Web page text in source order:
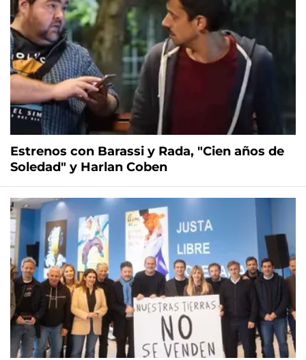
Estrenos con Barassi y Rada, "Cien años de
Soledad" y Harlan Coben